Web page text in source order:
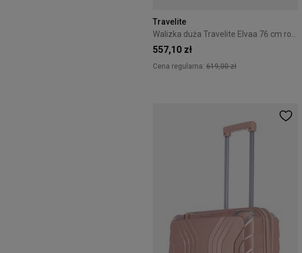
Travelite
557,10 zł
Cena regularna: 619,00 zł